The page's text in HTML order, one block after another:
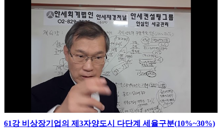
61강 비상장기업의 제3자양도시 다단계 세율구분(10%~30%)